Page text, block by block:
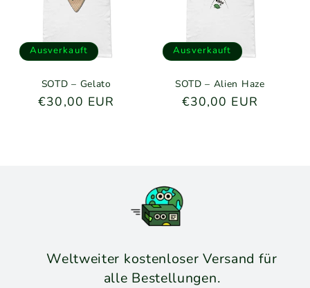
Ausverkauft
SOTD – Gelato
Normaler
€30,00 EUR
Ausverkauft
SOTD – Alien Haze
Normaler
€30,00 EUR
Weltweiter kostenloser Versand für
alle Bestellungen.